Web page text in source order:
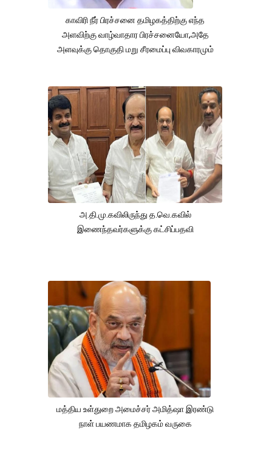
காவிரி நீர் பிரச்சனை தமிழகத்திற்கு எந்த
அளவிற்கு வாழ்வாதார பிரச்சனையோ,அதே
அளவுக்கு தொகுதி மறு சீரமைப்பு விவகாரமும்
அ.தி.மு.கவிலிருந்து த.வெ.கவில்
இணைந்தவர்களுக்கு கட்சிப்பதவி
மத்திய உள்துறை அமைச்சர் அமித்ஷா இரண்டு
நாள் பயணமாக தமிழகம் வருகை